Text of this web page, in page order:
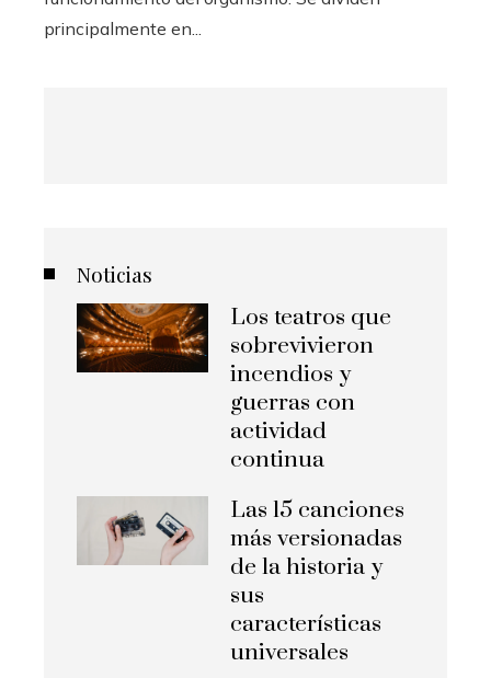
principalmente en...
Noticias
Los teatros que
sobrevivieron
incendios y
guerras con
actividad
continua
Las 15 canciones
más versionadas
de la historia y
sus
características
universales